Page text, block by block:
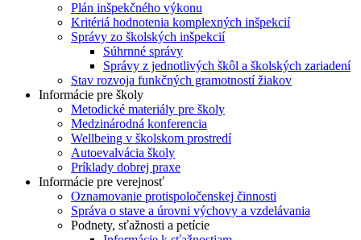
Plán inšpekčného výkonu
Kritériá hodnotenia komplexných inšpekcií
Správy zo školských inšpekcií
Súhrnné správy
Správy z jednotlivých škôl a školských zariadení
Stav rozvoja funkčných gramotností žiakov
Informácie pre školy
Metodické materiály pre školy
Medzinárodná konferencia
Wellbeing v školskom prostredí
Autoevalvácia školy
Príklady dobrej praxe
Informácie pre verejnosť
Oznamovanie protispoločenskej činnosti
Správa o stave a úrovni výchovy a vzdelávania
Podnety, sťažnosti a petície